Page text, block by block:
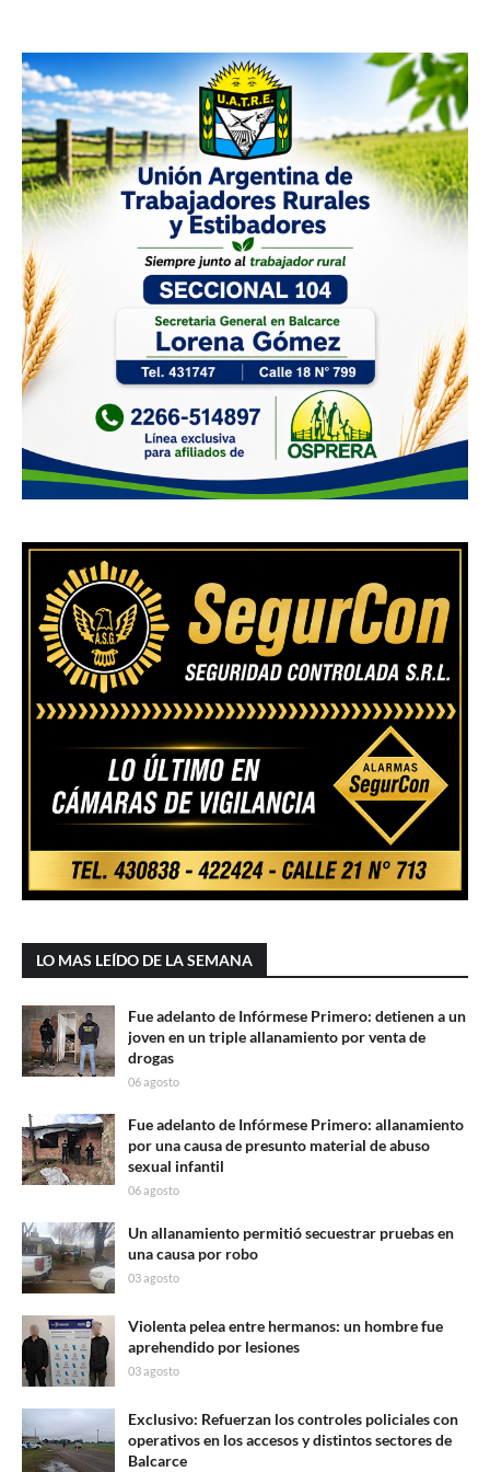
LO MAS LEÍDO DE LA SEMANA
Fue adelanto de Infórmese Primero: detienen a un
joven en un triple allanamiento por venta de
drogas
06 agosto
Fue adelanto de Infórmese Primero: allanamiento
por una causa de presunto material de abuso
sexual infantil
06 agosto
Un allanamiento permitió secuestrar pruebas en
una causa por robo
03 agosto
Violenta pelea entre hermanos: un hombre fue
aprehendido por lesiones
03 agosto
Exclusivo: Refuerzan los controles policiales con
operativos en los accesos y distintos sectores de
Balcarce